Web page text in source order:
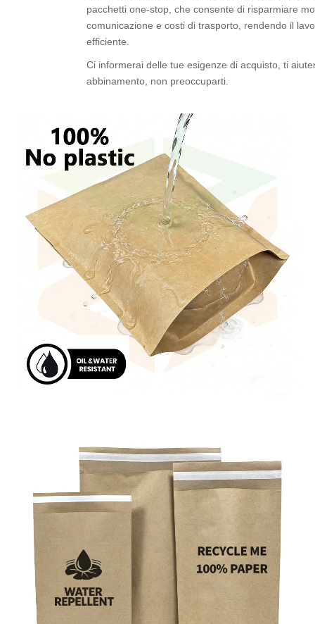
pacchetti one-stop, che consente di risparmiare
comunicazione e costi di trasporto, rendendo il
efficiente.
Ci informerai delle tue esigenze di acquisto, ti
abbinamento, non preoccuparti.